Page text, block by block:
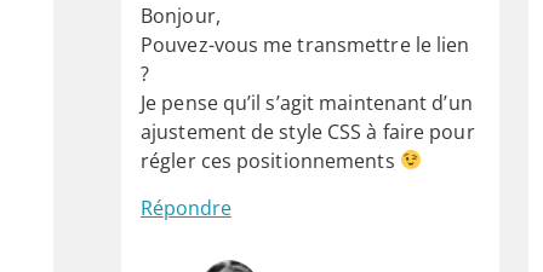
Bonjour,
Pouvez-vous me transmettre le lien
?
Je pense qu’il s’agit maintenant d’un
ajustement de style CSS à faire pour
régler ces positionnements
Répondre